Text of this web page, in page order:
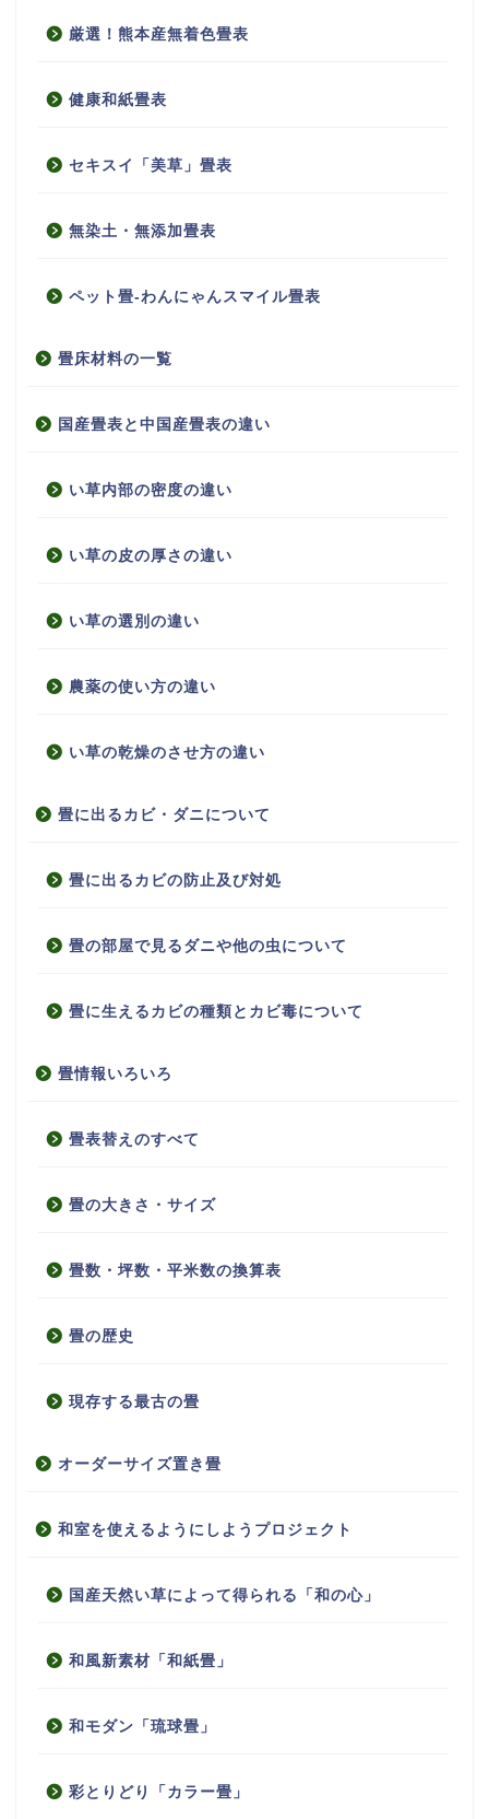
厳選！熊本産無着色畳表
健康和紙畳表
セキスイ「美草」畳表
無染土・無添加畳表
ペット畳-わんにゃんスマイル畳表
畳床材料の一覧
国産畳表と中国産畳表の違い
い草内部の密度の違い
い草の皮の厚さの違い
い草の選別の違い
農薬の使い方の違い
い草の乾燥のさせ方の違い
畳に出るカビ・ダニについて
畳に出るカビの防止及び対処
畳の部屋で見るダニや他の虫について
畳に生えるカビの種類とカビ毒について
畳情報いろいろ
畳表替えのすべて
畳の大きさ・サイズ
畳数・坪数・平米数の換算表
畳の歴史
現存する最古の畳
オーダーサイズ置き畳
和室を使えるようにしようプロジェクト
国産天然い草によって得られる「和の心」
和風新素材「和紙畳」
和モダン「琉球畳」
彩とりどり「カラー畳」